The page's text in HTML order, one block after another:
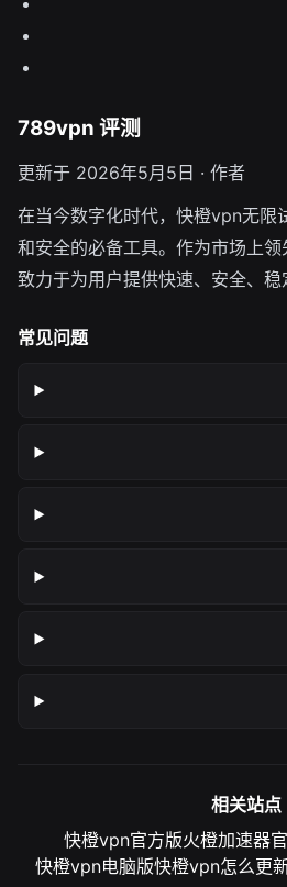
789vpn 评测
更新于 2026年5月5日 · 作者
在当今数字化时代，快橙vpn无限
和安全的必备工具。作为市场上领
致力于为用户提供快速、安全、稳
常见问题
相关站点
快橙vpn官方版火橙加速器
快橙vpn电脑版快橙vpn怎么更